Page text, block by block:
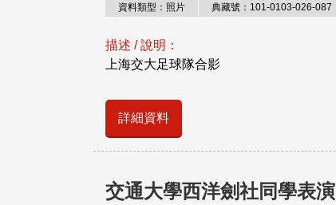
資料類型：照片 典藏號：101-0103-026-087
描述 / 說明：
上海交大足球隊合影
詳細資料
交通大學西洋劍社同學表演